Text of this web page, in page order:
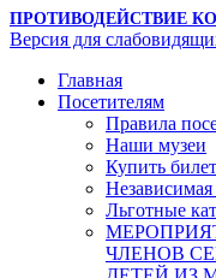
ПРОТИВОДЕЙСТВИЕ
Версия для
Главная
Посетителям
Правила
Наши музеи
Купить билет
Независимая
Льготные
ЧЛЕНОВ